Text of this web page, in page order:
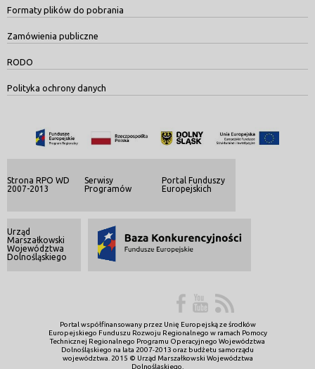
Formaty plików do pobrania
Zamówienia publiczne
RODO
Polityka ochrony danych
Strona RPO WD
2007-2013
Serwisy
Programów
Portal Funduszy
Europejskich
Urząd
Marszałkowski
Województwa
Dolnośląskiego
Portal współfinansowany przez Unię Europejską ze środków
Europejskiego Funduszu Rozwoju Regionalnego w ramach Pomocy
Technicznej Regionalnego Programu Operacyjnego Województwa
Dolnośląskiego na lata 2007-2013 oraz budżetu samorządu
województwa. 2015 © Urząd Marszałkowski Województwa
Dolnośląskiego.